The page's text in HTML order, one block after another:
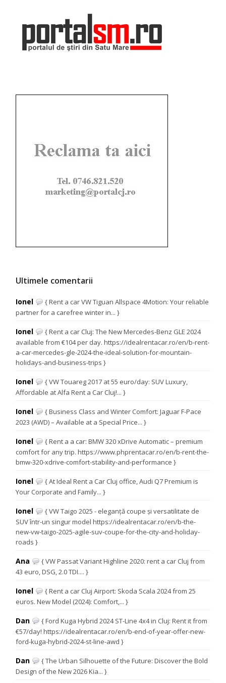
Ultimele comentarii
Ionel
{ Rent a car VW Tiguan Allspace 4Motion: Your reliable
partner for a carefree winter in... }
Ionel
{ Rent a car Cluj: The New Mercedes-Benz GLE 2024
available from €104 per day. https://idealrentacar.ro/en/b-rent-
a-car-mercedes-gle-2024-the-ideal-solution-for-mountain-
holidays-and-business-trips }
Ionel
{ VW Touareg 2017 at 55 euro/day: SUV Luxury,
Affordable at Alfa Rent a Car Cluj!... }
Ionel
{ Business Class and Winter Comfort: Jaguar F-Pace
2023 (AWD) – Available at a Special Price... }
Ionel
{ Rent a a car: BMW 320 xDrive Automatic – premium
comfort for any trip. https://www.phprentacar.ro/en/b-rent-the-
bmw-320-xdrive-comfort-stability-and-performance }
Ionel
{ At Ideal Rent a Car Cluj office, Audi Q7 Premium is
Your Corporate and Family... }
Ionel
{ VW Taigo 2025 - eleganță coupe și versatilitate de
SUV într-un singur model https://idealrentacar.ro/en/b-the-
new-vw-taigo-2025-agile-suv-coupe-for-the-city-and-holiday-
roads }
Ana
{ VW Passat Variant Highline 2020: rent a car Cluj from
43 euro, DSG, 2.0 TDI.... }
Ionel
{ Rent a car Cluj Airport: Skoda Scala 2024 from 25
euros. New Model (2024): Comfort,... }
Dan
{ Ford Kuga Hybrid 2024 ST-Line 4x4 in Cluj: Rent it from
€57/day! https://idealrentacar.ro/en/b-end-of-year-offer-new-
ford-kuga-hybrid-2024-st-line-awd }
Dan
{ The Urban Silhouette of the Future: Discover the Bold
Design of the New 2026 Kia... }